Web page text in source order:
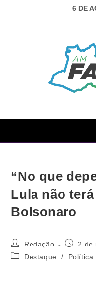
6 DE
“No que
Lula não
Bolsonaro
Redação
2 de
Destaque
/ Política